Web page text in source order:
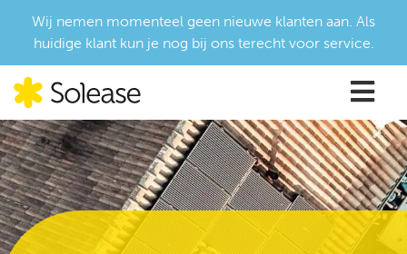
Wij nemen momenteel geen nieuwe klanten aan. Als
huidige klant kun je nog bij ons terecht voor service.